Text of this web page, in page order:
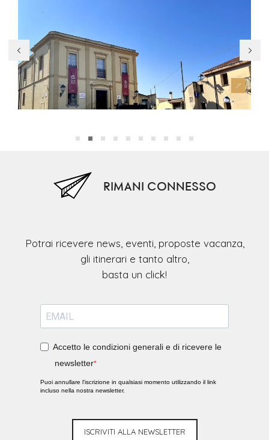
Museo Archeologico Genna Maria
RIMANI CONNESSO
Potrai ricevere news, eventi, proposte vacanza,
gli itinerari e tanto altro,
Accetto le condizioni generali e di ricevere le
newsletter
Puoi annullare l'iscrizione in qualsiasi momento utilizzando il link
incluso nella nostra newsletter.
ISCRIVITI ALLA NEWSLETTER